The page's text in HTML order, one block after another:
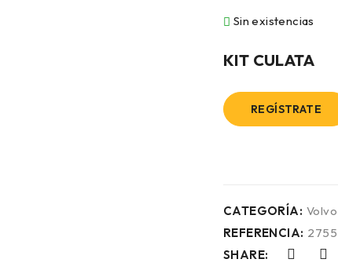
Sin existencias
KIT CULATA
REGÍSTRATE
CATEGORÍA: Volvo
REFERENCIA:
SHARE: